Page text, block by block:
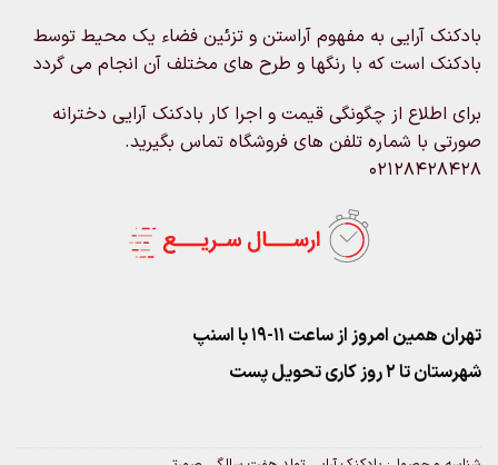
بادکنک آرایی به مفهوم آراستن و تزئین فضاء یک محیط توسط
بادکنک است که با رنگها و طرح های مختلف آن انجام می گردد
برای اطلاع از چگونگی قیمت و اجرا کار بادکنک آرایی دخترانه
صورتی با شماره تلفن های فروشگاه تماس بگیرید.
02128428428
تهران همین امروز از ساعت ۱۱-۱۹ با اسنپ
شهرستان تا 2 روز کاری تحویل پست